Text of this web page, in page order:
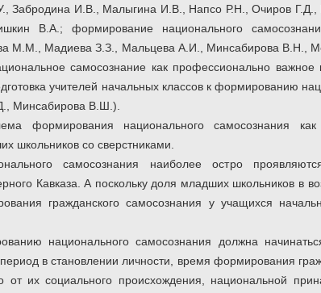
Забродина И.В., Малыгина И.В., Напсо Р.Н., Очиров Г.Д.,
В.А.; формирование национального
М.М., Мадиева З.З., Мальцева А.И., Минсабирова В.Н.,
самосознание как профессионально важное
учителей начальных классов к формированию
Минсабирова В.Ш.).
формирования национального самосознания как
школьников со сверстниками.
самосознания наиболее остро
Кавказа. А поскольку доля младших школьников в
гражданского самосознания у учащихся
национального самосознания должна
в становлении личности, время формирования
их социального происхождения, национальной